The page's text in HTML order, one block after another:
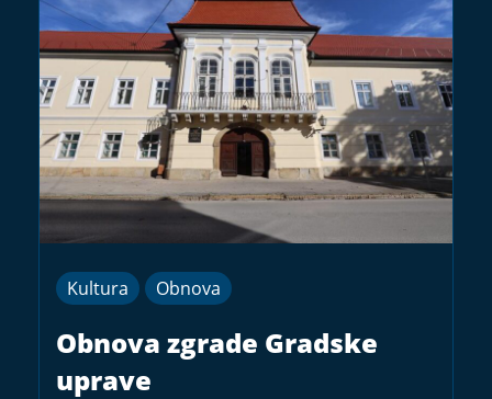
Kultura Obnova
Obnova zgrade Gradske
uprave